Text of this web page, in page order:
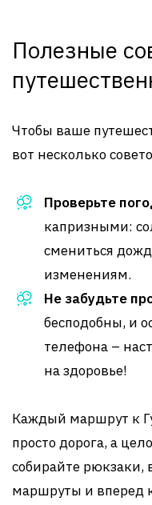
Полезные
Чтобы ваше
вот несколько
Проверьте
капризными:
смениться
изменениям.
Не забудьте
бесподобны, и
телефона –
на здоровье!
Каждый маршрут к
просто дорога, а
собирайте рюкзаки,
маршруты и вперед